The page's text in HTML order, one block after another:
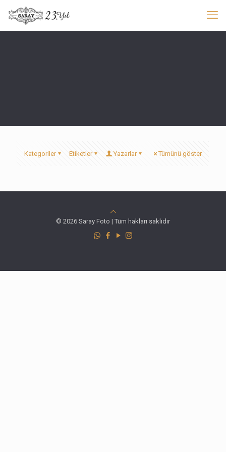
Kategoriler Etiketler Yazarlar Tümünü göster
© 2026 Saray Foto | Tüm hakları saklıdır